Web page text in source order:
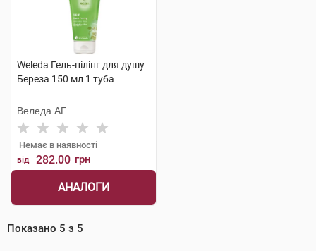
Weleda Гель-пілінг для душу
Береза 150 мл 1 туба
Веледа АГ
Немає в наявності
від 282.00 грн
АНАЛОГИ
Показано 5 з 5